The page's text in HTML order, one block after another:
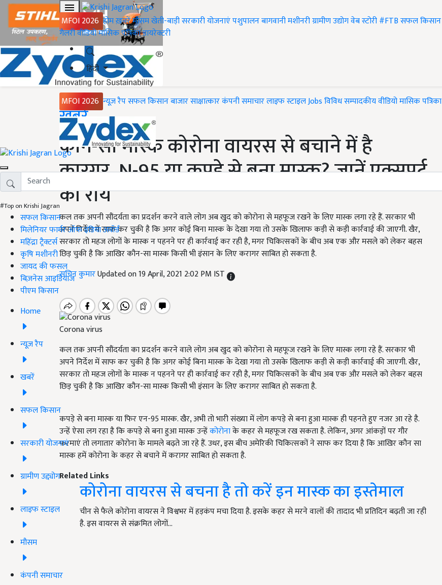
MFOI 2026 होमख़बरेंमौसमखेती-बाड़ीसरकारी योजनाएंपशुपालनबागवानीमशीनरीग्रामीण उद्योगवेब स्टोरी#FTBसफल किसान
गैलरीवीडियोमासिक पत्रिकाडायरेक्टरी
हिंदी
MFOI 2026 न्यूज़ रैपसफल किसानबाजारसाक्षात्कारकंपनी समाचारलाइफ स्टाइलJobsविविधसम्पादकीयवीडियोमासिक पत्रिका
#Top on Krishi Jagran
सफल किसान
मिलेनियर फार्मर ऑफ इंडिया अवॉर्ड
महिंद्रा ट्रैक्टर्स
कृषि मशीनरी
जायद की फसल
बिज़नेस आइडियाज
पीएम किसान
Home
न्यूज़ रैप
खबरें
सफल किसान
सरकारी योजनाएं
ग्रामीण उद्द्योग
लाइफ स्टाइल
मौसम
कंपनी समाचार
Home
ख़बरें
कौन-सा मास्क कोरोना वायरस से बचाने में है
कारगर, N-95 या कपड़े से बना मास्क? जानें एक्सपर्ट
की राय
कल तक अपनी सौंदर्यता का प्रदर्शन करने वाले लोग अब खुद को कोरोना से महफूज रखने के लिए मास्क लगा रहे हैं. सरकार भी
अपने निर्देश में साफ कर चुकी है कि अगर कोई बिना मास्क के देखा गया तो उसके खिलाफ कड़ी से कड़ी कार्रवाई की जाएगी. खैर,
सरकार तो महज लोगों के मास्क न पहनने पर ही कार्रवाई कर रही है, मगर चिकित्सकों के बीच अब एक और मसले को लेकर बहस
छिड़ चुकी है कि आखिर कौन-सा मास्क किसी भी इंसान के लिए करागर साबित हो सकता है.
सचिन कुमारUpdated on 19 April, 2021 2:02 PM IST
Corona virus
कल तक अपनी सौंदर्यता का प्रदर्शन करने वाले लोग अब खुद को कोरोना से महफूज रखने के लिए मास्क लगा रहे हैं. सरकार भी
अपने निर्देश में साफ कर चुकी है कि अगर कोई बिना मास्क के देखा गया तो उसके खिलाफ कड़ी से कड़ी कार्रवाई की जाएगी. खैर,
सरकार तो महज लोगों के मास्क न पहनने पर ही कार्रवाई कर रही है, मगर चिकित्सकों के बीच अब एक और मसले को लेकर बहस
छिड़ चुकी है कि आखिर कौन-सा मास्क किसी भी इंसान के लिए करागर साबित हो सकता है.
कपड़े से बना मास्क या फिर एन-95 मास्क. खैर, अभी तो भारी संख्या में लोग कपड़े से बना हुआ मास्क ही पहनते हुए नजर आ रहे है.
उन्हें ऐसा लग रहा है कि कपड़े से बना हुआ मास्क उन्हेंकोरोनाके कहर से महफूज रख सकता है. लेकिन, अगर आंकड़ों पर गौर
फरमाएं तो लगातार कोरोना के मामले बढ़ते जा रहे हैं. उधर, इस बीच अमेरिकी चिकित्सकों ने साफ कर दिया है कि आखिर कौन सा
मास्क हमें कोरोना के कहर से बचाने में करागर साबित हो सकता है.
Related Links
कोरोना वायरस से बचना है तो करें इन मास्क का इस्तेमाल
चीन से फैले कोरोना वायरस ने विश्वभर में हड़कंप मचा दिया है. इसके कहर से मरने वालों की तादाद भी प्रतिदिन बढ़ती जा रही
है. इस वायरस से संक्रमित लोगों…